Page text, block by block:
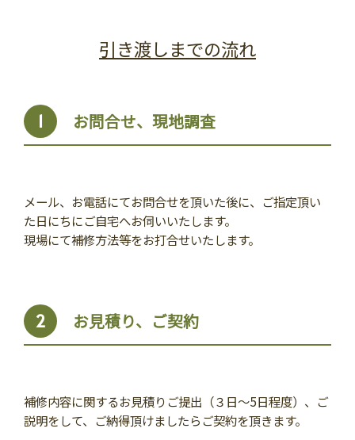
引き渡しまでの流れ
1 お問合せ、現地調査
メール、お電話にてお問合せを頂いた後に、ご指定頂い
た日にちにご自宅へお伺いいたします。
現場にて補修方法等をお打合せいたします。
2 お見積り、ご契約
補修内容に関するお見積りご提出（３日～5日程度）、ご
説明をして、ご納得頂けましたらご契約を頂きます。